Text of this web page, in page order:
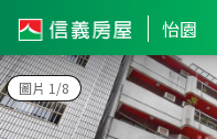
怡園
圖片 1/8